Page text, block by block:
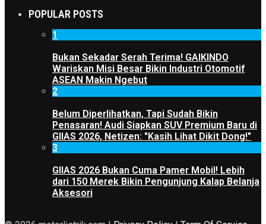
POPULAR POSTS
1
Bukan Sekadar Serah Terima! GAIKINDO
Wariskan Misi Besar Bikin Industri Otomotif
ASEAN Makin Ngebut
2
Belum Diperlihatkan, Tapi Sudah Bikin
Penasaran! Audi Siapkan SUV Premium Baru di
GIIAS 2026, Netizen: "Kasih Lihat Dikit Dong!"
3
GIIAS 2026 Bukan Cuma Pamer Mobil! Lebih
dari 150 Merek Bikin Pengunjung Kalap Belanja
Aksesori